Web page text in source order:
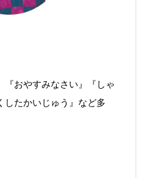
『おやすみなさい』
『しゃ
したかいじゅう』など多